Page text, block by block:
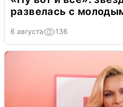
развелась с
6 августа 136